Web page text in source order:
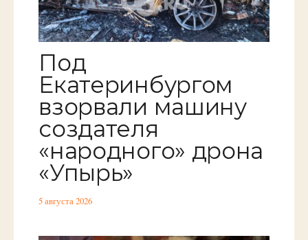
Под
Екатеринбургом
взорвали машину
создателя
«народного» дрона
«Упырь»
5 августа 2026